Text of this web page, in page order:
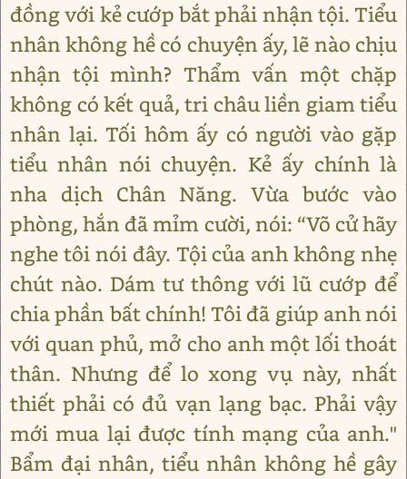
đồng với kẻ cướp bắt phải nhận tội. Tiểu
nhân không hề có chuyện ấy, lẽ nào chịu
nhận tội mình? Thẩm vấn một chặp
không có kết quả, tri châu liền giam tiểu
nhân lại. Tối hôm ấy có người vào gặp
tiểu nhân nói chuyện. Kẻ ấy chính là
nha dịch Chân Năng. Vừa bước vào
phòng, hắn đã mỉm cười, nói: “Võ cử hãy
nghe tôi nói đây. Tội của anh không nhẹ
chút nào. Dám tư thông với lũ cướp để
chia phần bất chính! Tôi đã giúp anh nói
với quan phủ, mở cho anh một lối thoát
thân. Nhưng để lo xong vụ này, nhất
thiết phải có đủ vạn lạng bạc. Phải vậy
mới mua lại được tính mạng của anh."
Bẩm đại nhân, tiểu nhân không hề gây